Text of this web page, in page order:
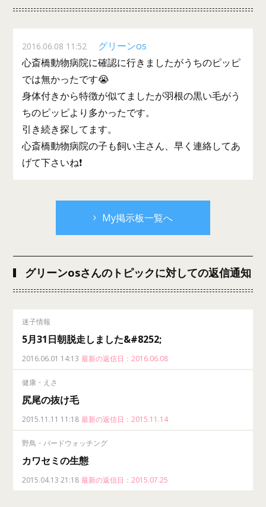
2016.06.08 11:52
グリーンos
心斎橋動物病院に確認に行きましたがうちのピッピ
では無かったです😭
身体付きから特徴が似てましたが羽根の黒い毛がう
ちのピッピより多かったです。
引き続き探してます。
心斎橋動物病院の子も飼い主さん、早く連絡してあ
げて下さいね❗
My掲示板一覧へ
グリーンosさんのトピックに対しての返信通知
迷子情報
5月31日朝脱走しました&#8252;
2016.06.01 14:13 最新の返信日：2016.06.08
健康・えさ
尻尾の抜け毛
2015.11.11 11:18 最新の返信日：2015.11.14
野鳥・バードウォッチング
カワセミの生態
2015.04.13 21:18 最新の返信日：2015.07.25